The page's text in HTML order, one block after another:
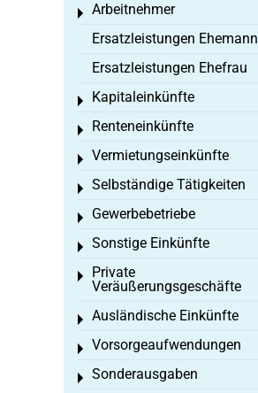
Arbeitnehmer
Toggle menu
Ersatzleistungen Ehemann
Ersatzleistungen Ehefrau
Kapitaleinkünfte
Toggle menu
Renteneinkünfte
Toggle menu
Vermietungseinkünfte
Toggle menu
Selbständige Tätigkeiten
Toggle menu
Gewerbebetriebe
Toggle menu
Sonstige Einkünfte
Toggle menu
Private
Veräußerungsgeschäfte
Toggle menu
Ausländische Einkünfte
Toggle menu
Vorsorgeaufwendungen
Toggle menu
Sonderausgaben
Toggle menu